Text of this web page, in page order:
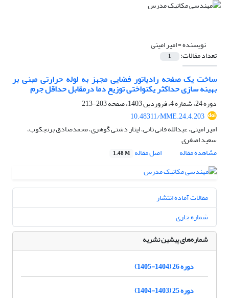
نویسنده =امیر امینی
تعداد مقالات: 1
ساخت یک صفحه رادیاتور فضایی مجهز به لوله حرارتی مبنی بر
بهینه سازی حداکثر یکنواختی توزیع دما درمقابل حداقل جرم
دوره 24، شماره 4، فروردین 1403، صفحه
203-213
10.48311/MME.24.4.203
امیر امینی، عبدالله فانی ثانی، ایثار دشتی گوهری، محمدصادق برنجکوب،
سعید اصغری
مشاهده مقاله
اصل مقاله 1.48 M
مقالات آماده انتشار
شماره جاری
شماره‌های پیشین نشریه
دوره 26 (1404-1405)
دوره 25 (1403-1404)